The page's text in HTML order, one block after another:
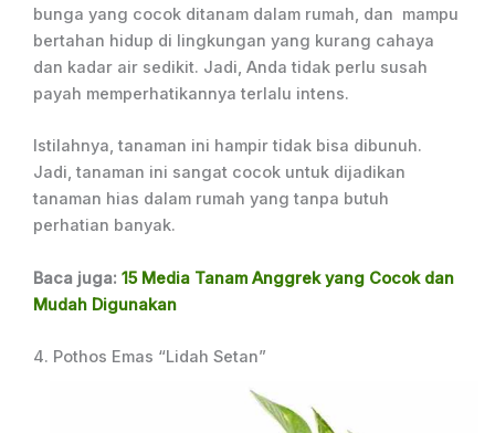
bunga yang cocok ditanam dalam rumah, dan mampu
bertahan hidup di lingkungan yang kurang cahaya
dan kadar air sedikit. Jadi, Anda tidak perlu susah
payah memperhatikannya terlalu intens.
Istilahnya, tanaman ini hampir tidak bisa dibunuh.
Jadi, tanaman ini sangat cocok untuk dijadikan
tanaman hias dalam rumah yang tanpa butuh
perhatian banyak.
Baca juga: 15 Media Tanam Anggrek yang Cocok dan
Mudah Digunakan
4. Pothos Emas “Lidah Setan”